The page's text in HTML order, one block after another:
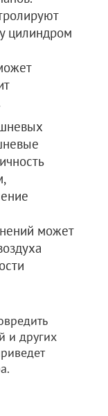
цилиндром
может
и других